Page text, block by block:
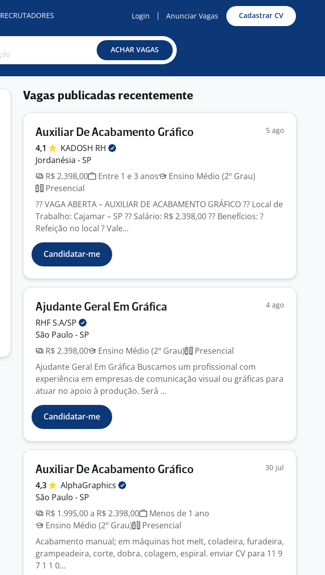
RECRUTADORES Login Anunciar Vagas Cadastrar CV
ACHAR VAGAS
Vagas publicadas recentemente
Auxiliar De Acabamento Gráfico 5 ago
4,1 KADOSH RH
Jordanésia - SP
R$ 2.398,00
Entre 1 e 3 anos
Ensino Médio (2º Grau)
Presencial
?? VAGA ABERTA – AUXILIAR DE ACABAMENTO GRÁFICO ?? Local de
Trabalho: Cajamar – SP ?? Salário: R$ 2.398,00 ?? Benefícios: ?
Refeição no local ? Vale...
Candidatar-me
Ajudante Geral Em Gráfica 4 ago
RHFS.A/SP
São Paulo - SP
R$ 2.398,00
Ensino Médio (2º Grau)
Presencial
Ajudante Geral Em Gráfica Buscamos um profissional com
experiência em empresas de comunicação visual ou gráficas para
atuar no apoio à produção. Será ...
Candidatar-me
Auxiliar De Acabamento Gráfico 30 jul
4,3
AlphaGraphics
São Paulo - SP
R$ 1.995,00 a R$ 2.398,00
Menos de 1 ano
Ensino Médio (2º Grau)
Presencial
Acabamento manual; em máquinas hot melt, coladeira, furadeira,
grampeadeira, corte, dobra, colagem, espiral. enviar CV para 11 9
7 1 1 0...